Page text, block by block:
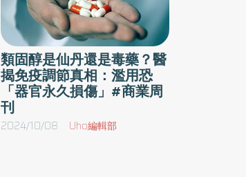
類固醇是仙丹還是毒藥？醫
揭免疫調節真相：濫用恐
「器官永久損傷」#商業周
刊
2024/10/08 Uho編輯部